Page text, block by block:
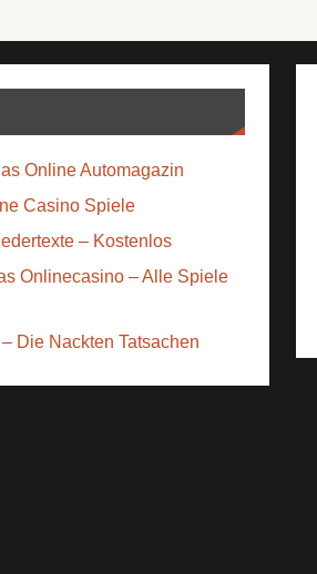
Online Automagazin
Casino Spiele
– Kostenlos
Onlinecasino – Alle Spiele
Die Nackten Tatsachen